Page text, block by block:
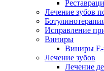
Лечение зубов
Исправление
Виниры
Виниры E-
Лечение зубов
Лечение